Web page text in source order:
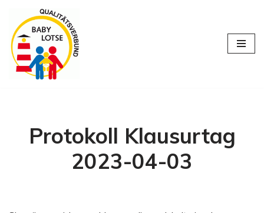
Zum
Inhalt
springen
Protokoll Klausurtag
2023-04-03